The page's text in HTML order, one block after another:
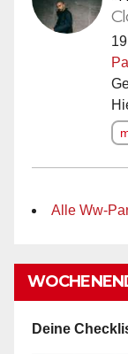
Alle Ww-
Deine